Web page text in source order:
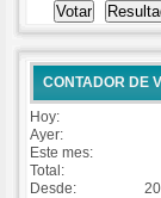
CONTADOR DE
Hoy:
Ayer:
Este mes:
Total:
Desde: